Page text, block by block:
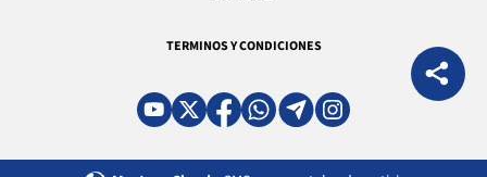
TERMINOS Y CONDICIONES